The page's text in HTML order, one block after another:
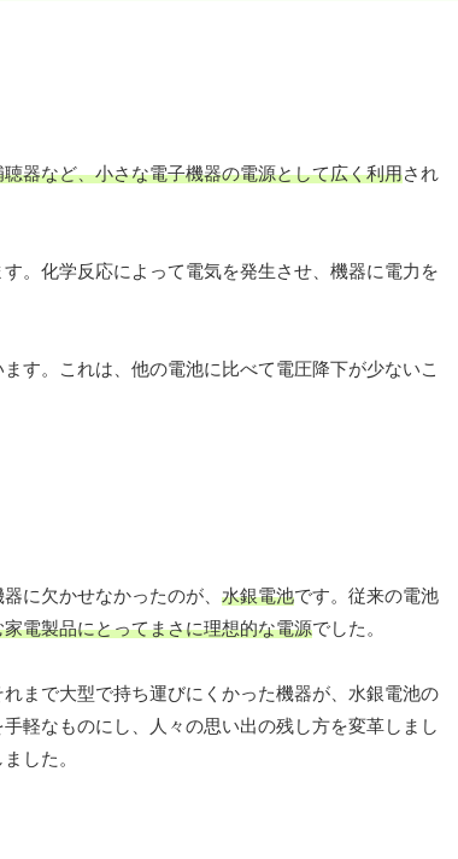
聴器など、小さな電子機器の電源として広く利用され
。化学反応によって電気を発生させ、機器に電力を
ます。これは、他の電池に比べて電圧降下が少ないこ
に欠かせなかったのが、 水銀電池です。従来の電池
電製品にとってまさに理想的な電源でした。
まで大型で持ち運びにくかった機器が、水銀電池の
軽なものにし、人々の思い出の残し方を変革しまし
した。